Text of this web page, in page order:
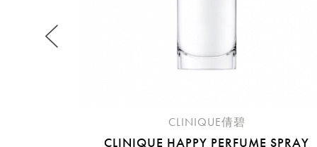
CLINIQUE倩碧
CLINIQUE HAPPY PERFUME SPRAY